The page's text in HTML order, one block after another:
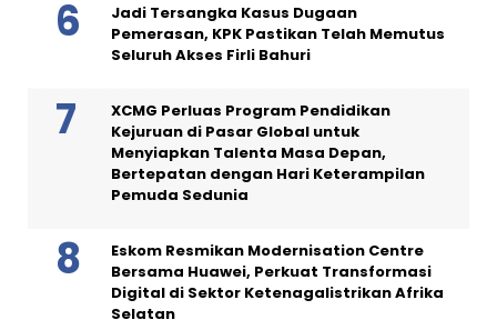
Jadi Tersangka Kasus Dugaan
Pemerasan, KPK Pastikan Telah Memutus
Seluruh Akses Firli Bahuri
XCMG Perluas Program Pendidikan
Kejuruan di Pasar Global untuk
Menyiapkan Talenta Masa Depan,
Bertepatan dengan Hari Keterampilan
Pemuda Sedunia
Eskom Resmikan Modernisation Centre
Bersama Huawei, Perkuat Transformasi
Digital di Sektor Ketenagalistrikan Afrika
Selatan